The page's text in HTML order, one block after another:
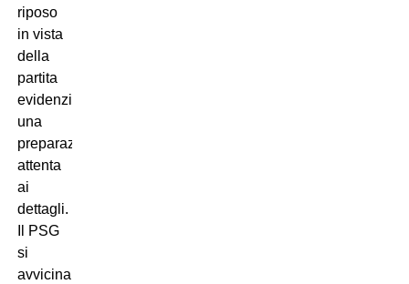
riposo
in vista
della
partita
evidenzia
una
preparazione
attenta
ai
dettagli.
Il PSG
si
avvicina